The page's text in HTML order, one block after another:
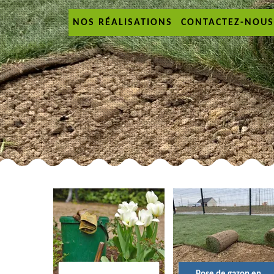
NOS RÉALISATIONS CONTACTEZ-